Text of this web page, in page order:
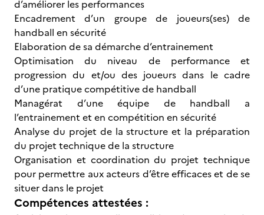
d’améliorer les performances
Encadrement d’un groupe de joueurs(ses) de
handball en sécurité
Elaboration de sa démarche d’entrainement
Optimisation du niveau de performance et
progression du et/ou des joueurs dans le cadre
d’une pratique compétitive de handball
Managérat d’une équipe de handball a
l’entrainement et en compétition en sécurité
Analyse du projet de la structure et la préparation
du projet technique de la structure
Organisation et coordination du projet technique
pour permettre aux acteurs d’être efficaces et de se
situer dans le projet
Compétences attestées :